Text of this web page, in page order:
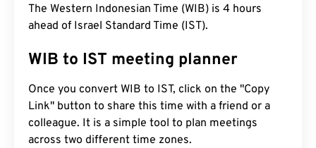
The Western Indonesian Time (WIB) is 4 hours
ahead of Israel Standard Time (IST).
WIB to IST meeting planner
Once you convert WIB to IST, click on the "Copy
Link" button to share this time with a friend or a
colleague. It is a simple tool to plan meetings
across two different time zones.